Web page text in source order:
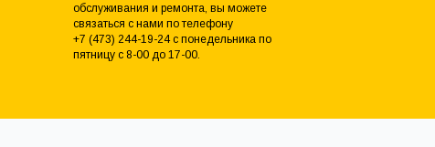
обслуживания и ремонта, вы можете
связаться с нами по телефону
+7 (473) 244-19-24 с понедельника по
пятницу с 8-00 до 17-00.